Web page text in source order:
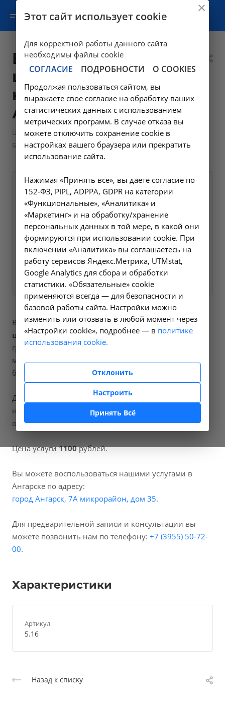
Бужирование
цервикального
канала - 5.16 в
Ангарске
Цены в Ангарске — Манипуляции гинекологические
Бужирование цервикального канала - 5.16 в Ангарске
Оформите заявку на сайте,
мы свяжемся с вами в
ближайшее время и ответим
на все интересующие
вопросы.
Заказать услугу
В наших клиниках мы проводимбужирование
цервикального канала, код услуги (НМУ)5.16. Для
граждан России, у которых есть направление,
медицинская помощь оказывается по полису ОМС
бесплатно.
Для иностранных граждан или при отсутствии
направления по форме 057/у медицинская помощь
оказывается на платной основе.
Цена услуги1100рублей.
Вы можете воспользоваться нашими услугами в
Ангарске по адресу:
город Ангарск, 7А микрорайон, дом 35.
Для предварительной записи и консультации вы
можете позвонить нам по телефону: +7 (3955) 50-72-
00.
Характеристики
Артикул
5.16
Назад к списку
Этот сайт использует cookie
Для корректной работы данного сайта
необходимы файлы cookie
СОГЛАСИЕ ПОДРОБНОСТИ О COOKIES
Продолжая пользоваться сайтом, вы
выражаете свое согласие на обработку ваших
статистических данных с использованием
метрических программ. В случае отказа вы
можете отключить сохранение cookie в
настройках вашего браузера или прекратить
использование сайта.
Нажимая «Принять все», вы даёте согласие по
152-ФЗ, PIPL, ADPPA, GDPR на категории
«Функциональные», «Аналитика» и
«Маркетинг» и на обработку/хранение
персональных данных в той мере, в какой они
формируются при использовании cookie. При
включении «Аналитика» вы соглашаетесь на
работу сервисов Яндекс.Метрика, UTMstat,
Google Analytics для сбора и обработки
статистики. «Обязательные» cookie
применяются всегда — для безопасности и
базовой работы сайта. Настройки можно
изменить или отозвать в любой момент через
«Настройки cookie», подробнее — в политике
использования cookie.
Отклонить
Настроить
Принять Всё